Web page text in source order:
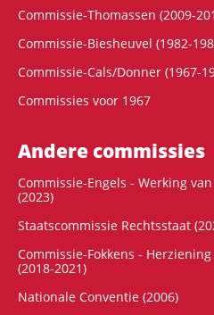
Commissie-Thomassen (2009-
Commissie-Biesheuvel (1982-
Commissie-Cals/Donner (1967-
Commissies voor 1967
Andere commissies
Commissie-Engels - Werking
(2023)
Staatscommissie Rechtsstaat
Commissie-Fokkens -
(2018-2021)
Nationale Conventie (2006)